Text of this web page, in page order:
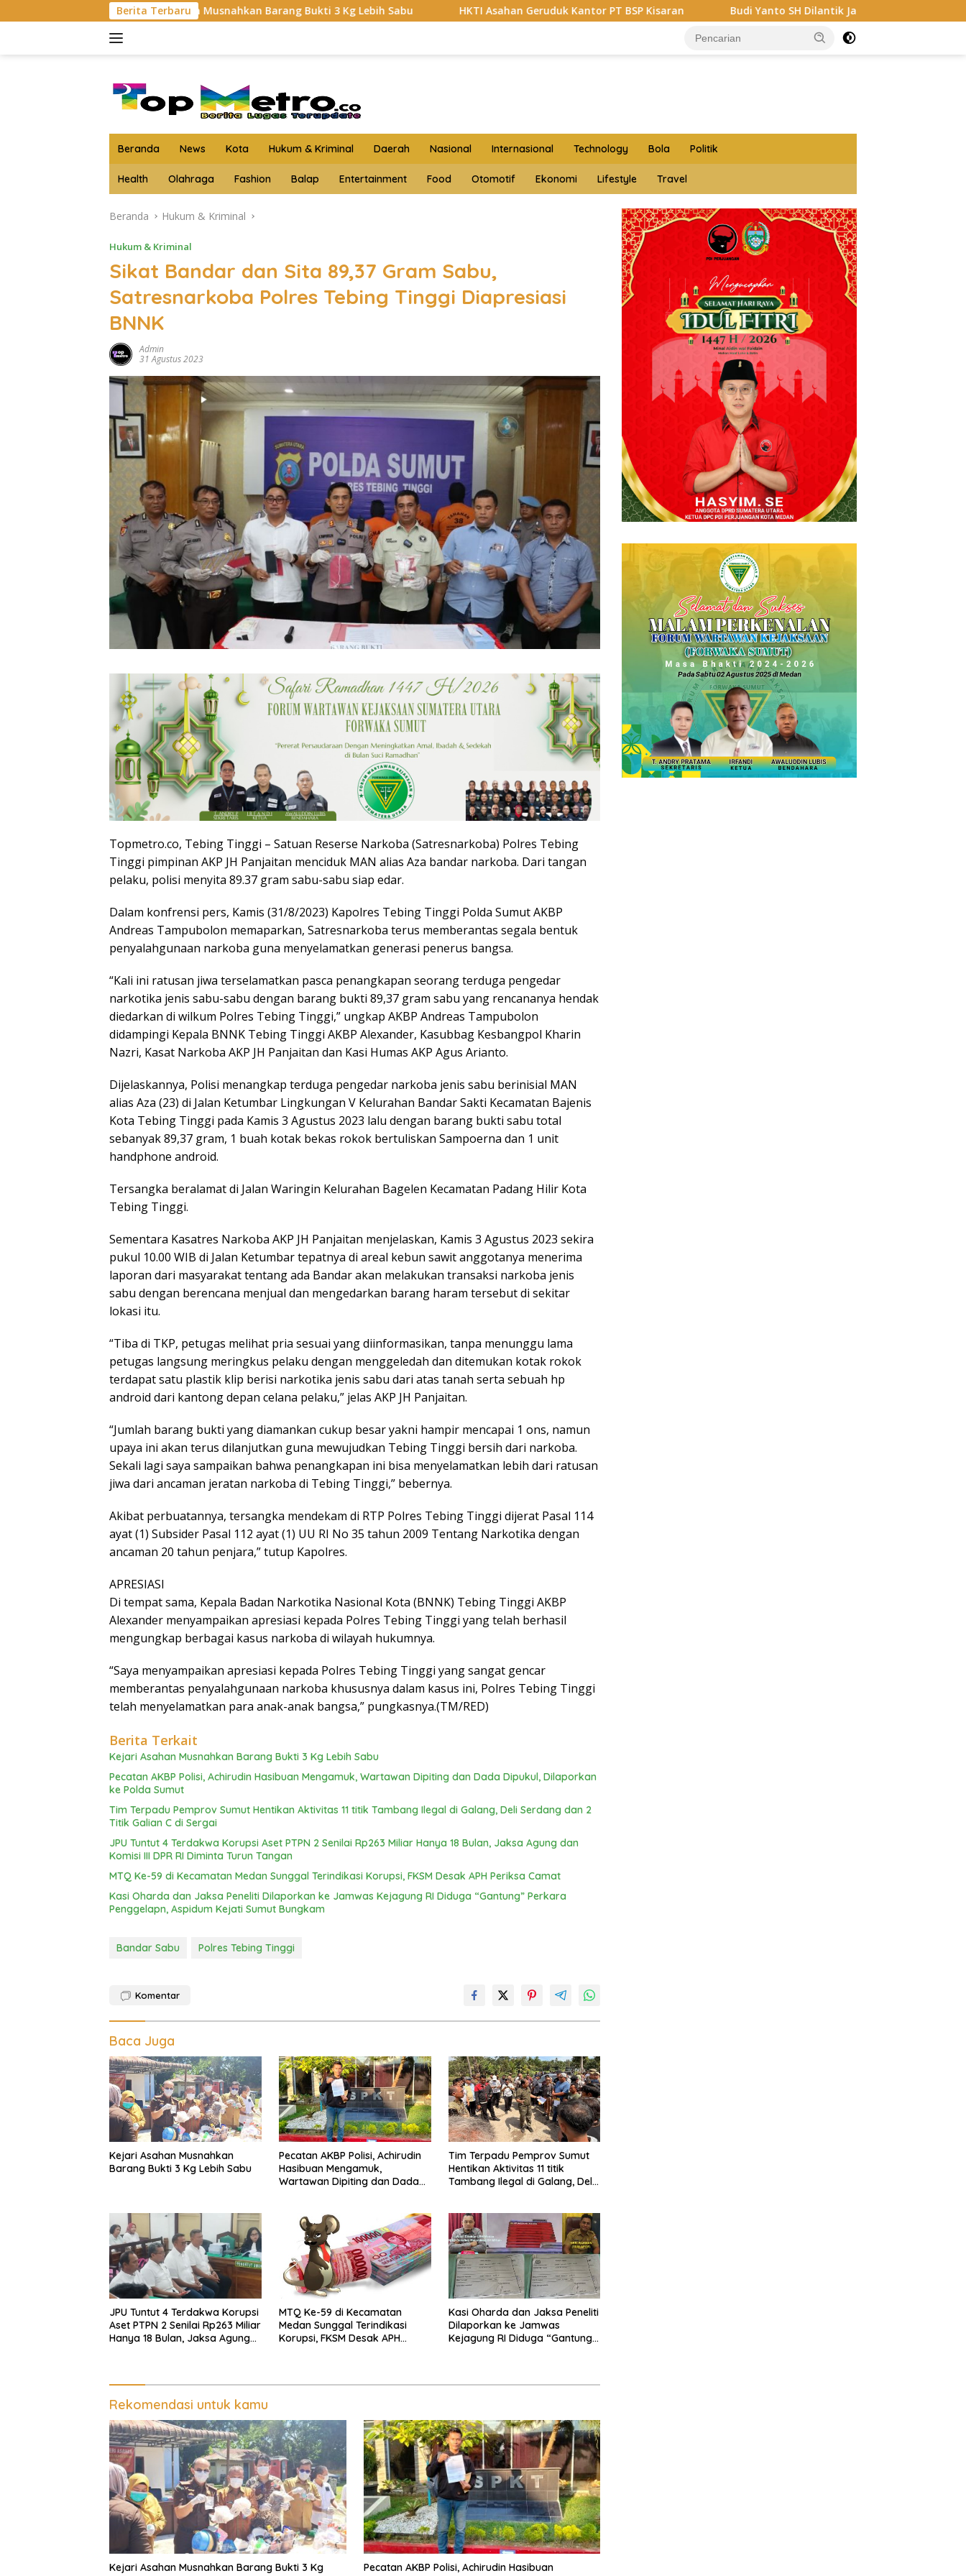
ke
Berita Terbaru
Kejari Asahan Musnahkan Barang Bukti 3 Kg Lebih Sabu HKTI Asahan Geruduk Kantor PT BSP Kisaran Budi Yanto SH Dilantik Jadi Ketua Forum Wartawan Kejaksaan
Beranda News Kota Hukum & Kriminal Daerah Nasional Internasional Technology Bola Politik
Health Olahraga Fashion Balap Entertainment Food Otomotif Ekonomi Lifestyle Travel
Beranda Hukum & Kriminal
Hukum & Kriminal
Sikat Bandar dan Sita 89,37 Gram Sabu,
Satresnarkoba Polres Tebing Tinggi Diapresiasi
BNNK
Admin
31 Agustus 2023
Topmetro.co, Tebing Tinggi – Satuan Reserse Narkoba (Satresnarkoba) Polres Tebing
Tinggi pimpinan AKP JH Panjaitan menciduk MAN alias Aza bandar narkoba. Dari tangan
pelaku, polisi menyita 89.37 gram sabu-sabu siap edar.
Dalam konfrensi pers, Kamis (31/8/2023) Kapolres Tebing Tinggi Polda Sumut AKBP
Andreas Tampubolon memaparkan, Satresnarkoba terus memberantas segala bentuk
penyalahgunaan narkoba guna menyelamatkan generasi penerus bangsa.
“Kali ini ratusan jiwa terselamatkan pasca penangkapan seorang terduga pengedar
narkotika jenis sabu-sabu dengan barang bukti 89,37 gram sabu yang rencananya hendak
diedarkan di wilkum Polres Tebing Tinggi,” ungkap AKBP Andreas Tampubolon
didampingi Kepala BNNK Tebing Tinggi AKBP Alexander, Kasubbag Kesbangpol Kharin
Nazri, Kasat Narkoba AKP JH Panjaitan dan Kasi Humas AKP Agus Arianto.
Dijelaskannya, Polisi menangkap terduga pengedar narkoba jenis sabu berinisial MAN
alias Aza (23) di Jalan Ketumbar Lingkungan V Kelurahan Bandar Sakti Kecamatan Bajenis
Kota Tebing Tinggi pada Kamis 3 Agustus 2023 lalu dengan barang bukti sabu total
sebanyak 89,37 gram, 1 buah kotak bekas rokok bertuliskan Sampoerna dan 1 unit
handphone android.
Tersangka beralamat di Jalan Waringin Kelurahan Bagelen Kecamatan Padang Hilir Kota
Tebing Tinggi.
Sementara Kasatres Narkoba AKP JH Panjaitan menjelaskan, Kamis 3 Agustus 2023 sekira
pukul 10.00 WIB di Jalan Ketumbar tepatnya di areal kebun sawit anggotanya menerima
laporan dari masyarakat tentang ada Bandar akan melakukan transaksi narkoba jenis
sabu dengan berencana menjual dan mengedarkan barang haram tersebut di sekitar
lokasi itu.
“Tiba di TKP, petugas melihat pria sesuai yang diinformasikan, tanpa menunggu lama
petugas langsung meringkus pelaku dengan menggeledah dan ditemukan kotak rokok
terdapat satu plastik klip berisi narkotika jenis sabu dari atas tanah serta sebuah hp
android dari kantong depan celana pelaku,” jelas AKP JH Panjaitan.
“Jumlah barang bukti yang diamankan cukup besar yakni hampir mencapai 1 ons, namun
upaya ini akan terus dilanjutkan guna mewujudkan Tebing Tinggi bersih dari narkoba.
Sekali lagi saya sampaikan bahwa penangkapan ini bisa menyelamatkan lebih dari ratusan
jiwa dari ancaman jeratan narkoba di Tebing Tinggi,” bebernya.
Akibat perbuatannya, tersangka mendekam di RTP Polres Tebing Tinggi dijerat Pasal 114
ayat (1) Subsider Pasal 112 ayat (1) UU RI No 35 tahun 2009 Tentang Narkotika dengan
ancaman 20 tahun penjara,” tutup Kapolres.
APRESIASI
Di tempat sama, Kepala Badan Narkotika Nasional Kota (BNNK) Tebing Tinggi AKBP
Alexander menyampaikan apresiasi kepada Polres Tebing Tinggi yang telah berhasil
mengungkap berbagai kasus narkoba di wilayah hukumnya.
“Saya menyampaikan apresiasi kepada Polres Tebing Tinggi yang sangat gencar
memberantas penyalahgunaan narkoba khususnya dalam kasus ini, Polres Tebing Tinggi
telah menyelamatkan para anak-anak bangsa,” pungkasnya.(TM/RED)
Berita Terkait
Kejari Asahan Musnahkan Barang Bukti 3 Kg Lebih Sabu
Pecatan AKBP Polisi, Achirudin Hasibuan Mengamuk, Wartawan Dipiting dan Dada Dipukul, Dilaporkan
ke Polda Sumut
Tim Terpadu Pemprov Sumut Hentikan Aktivitas 11 titik Tambang Ilegal di Galang, Deli Serdang dan 2
Titik Galian C di Sergai
JPU Tuntut 4 Terdakwa Korupsi Aset PTPN 2 Senilai Rp263 Miliar Hanya 18 Bulan, Jaksa Agung dan
Komisi III DPR RI Diminta Turun Tangan
MTQ Ke-59 di Kecamatan Medan Sunggal Terindikasi Korupsi, FKSM Desak APH Periksa Camat
Kasi Oharda dan Jaksa Peneliti Dilaporkan ke Jamwas Kejagung RI Diduga “Gantung” Perkara
Penggelapn, Aspidum Kejati Sumut Bungkam
Bandar Sabu Polres Tebing Tinggi
Komentar
Baca Juga
Kejari Asahan Musnahkan
Barang Bukti 3 Kg Lebih Sabu
Pecatan AKBP Polisi, Achirudin
Hasibuan Mengamuk,
Wartawan Dipiting dan Dada
Tim Terpadu Pemprov Sumut
Hentikan Aktivitas 11 titik
Tambang Ilegal di Galang, Deli
JPU Tuntut 4 Terdakwa Korupsi
Aset PTPN 2 Senilai Rp263 Miliar
Hanya 18 Bulan, Jaksa Agung
MTQ Ke-59 di Kecamatan
Medan Sunggal Terindikasi
Korupsi, FKSM Desak APH
Kasi Oharda dan Jaksa Peneliti
Dilaporkan ke Jamwas
Kejagung RI Diduga “Gantung”
Rekomendasi untuk kamu
Kejari Asahan Musnahkan Barang Bukti 3 Kg
Pecatan AKBP Polisi, Achirudin Hasibuan